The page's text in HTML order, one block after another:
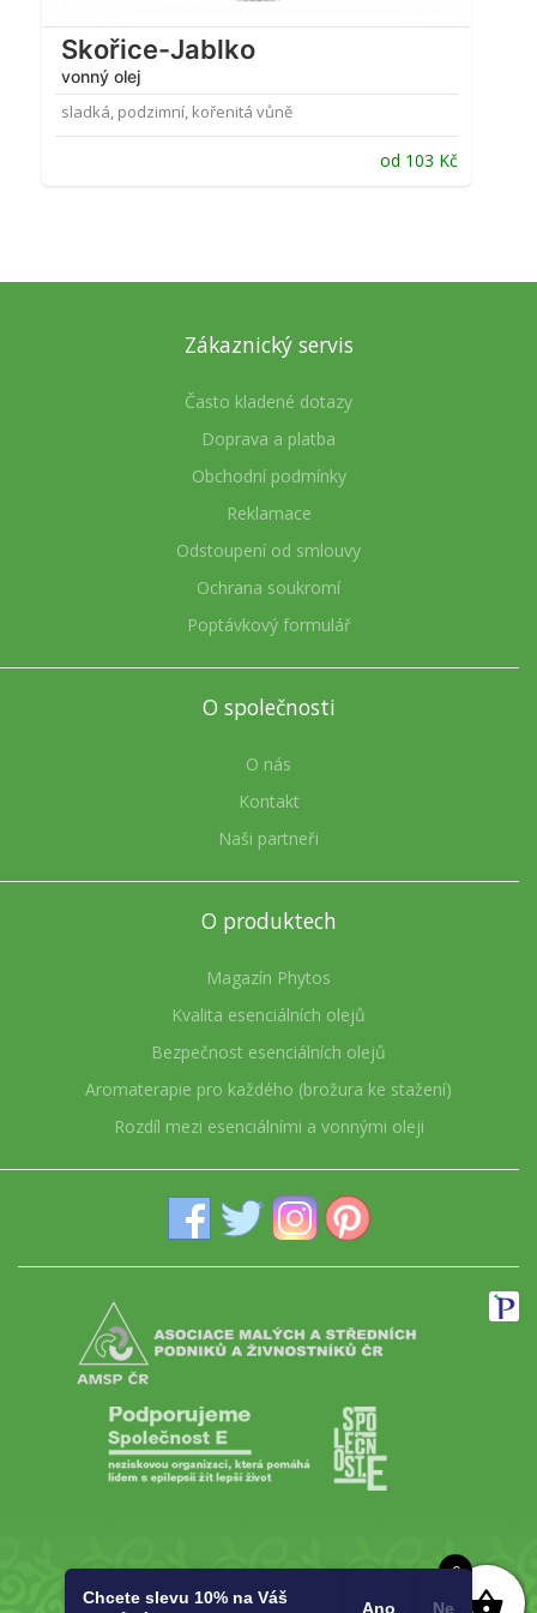
Skořice-Jablko
vonný olej
sladká, podzimní, kořenitá vůně
od 103 Kč
Zákaznický servis
Často kladené dotazy
Doprava a platba
Obchodní podmínky
Reklamace
Odstoupení od smlouvy
Ochrana soukromí
Poptávkový formulář
O společnosti
O nás
Kontakt
Naši partneři
O produktech
Magazín Phytos
Kvalita esenciálních olejů
Bezpečnost esenciálních olejů
Aromaterapie pro každého (brožura ke stažení)
Rozdíl mezi esenciálními a vonnými oleji
0
Chcete slevu 10% na Váš
Ano Ne